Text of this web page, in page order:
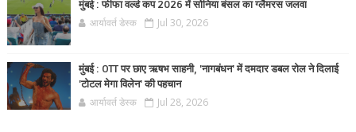
मुंबई : फीफा वर्ल्ड कप 2026 में सोनिया बंसल का ग्लैमरस जलवा
आर्यावर्त डेस्क Jul 30, 2026
मुंबई : OTT पर छाए ऋषभ साहनी, 'नागबंधन' में दमदार डबल रोल ने दिलाई
'टोटल मेगा विलेन' की पहचान
आर्यावर्त डेस्क Jul 28, 2026